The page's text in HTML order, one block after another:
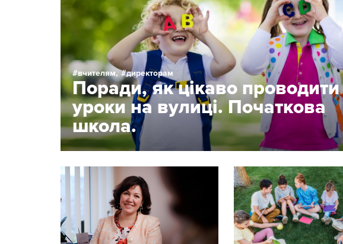
вчителям, директорам
Поради, як цікаво проводити
уроки на вулиці. Початкова
школа.